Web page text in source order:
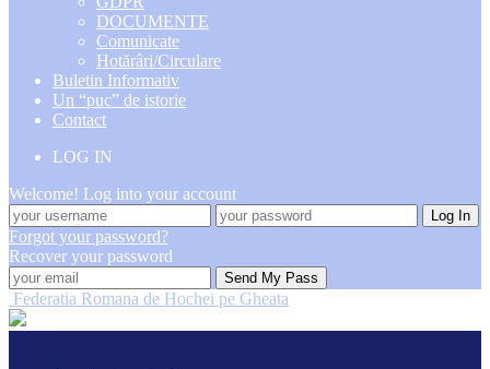
DOCUMENTE
Comunicate
Hotărâri/Circulare
Buletin Informativ
Un “puc” de istorie
Contact
LOG IN
Welcome! Log into your account
Forgot your password?
Recover your password
Federatia Romana de Hochei pe Gheata